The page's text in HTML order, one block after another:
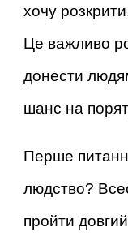
хочу
Це важливо
донести
шанс на
Перше
людство?
пройти